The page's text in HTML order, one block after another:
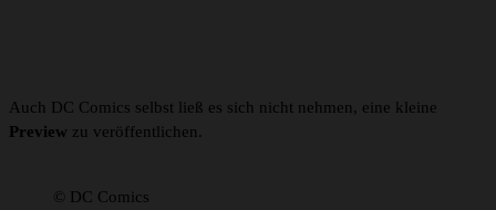
Auch DC Comics selbst ließ es sich nicht nehmen, eine kleine
Preview zu veröffentlichen.
© DC Comics